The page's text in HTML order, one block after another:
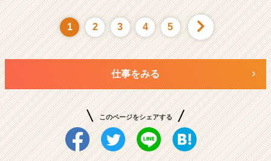
1 2 3 4 5
仕事をみる
このページをシェアする